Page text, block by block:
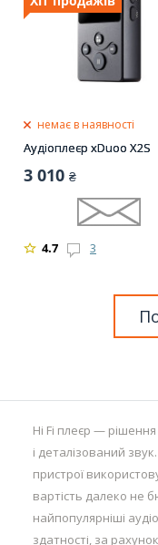
немає в наявності
Аудіоплеєр xDuoo X2S
3 010 ₴
4.7 3
Hi Fi плеєр —
і деталізований
пристрої
вартість далеко не
найпопулярніші
здатності, за